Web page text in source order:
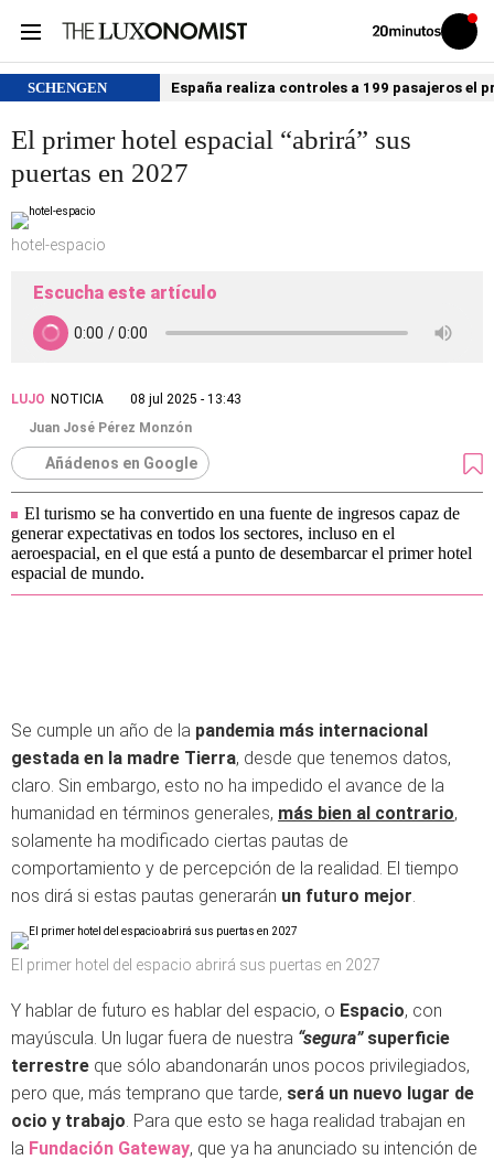
Volver
Iniciar
sesión
SCHENGEN España realiza controles a 199 pasajeros el
El primer hotel espacial “abrirá” sus
puertas en 2027
hotel-espacio
Escucha este artículo
LUJO NOTICIA
08 jul 2025 - 13:43
Juan José Pérez Monzón
Añádenos en Google
El turismo se ha convertido en una fuente de ingresos capaz de
generar expectativas en todos los sectores, incluso en el
aeroespacial, en el que está a punto de desembarcar el primer hotel
espacial de mundo.
Se cumple un año de la pandemia más internacional
gestada en la madre Tierra, desde que tenemos datos,
claro. Sin embargo, esto no ha impedido el avance de la
humanidad en términos generales, más bien al contrario,
solamente ha modificado ciertas pautas de
comportamiento y de percepción de la realidad. El tiempo
nos dirá si estas pautas generarán un futuro mejor.
El primer hotel del espacio abrirá sus puertas en 2027
Y hablar de futuro es hablar del espacio, o Espacio, con
mayúscula. Un lugar fuera de nuestra “segura” superficie
terrestre que sólo abandonarán unos pocos privilegiados,
pero que, más temprano que tarde, será un nuevo lugar de
ocio y trabajo. Para que esto se haga realidad trabajan en
la Fundación Gateway, que ya ha anunciado su intención de